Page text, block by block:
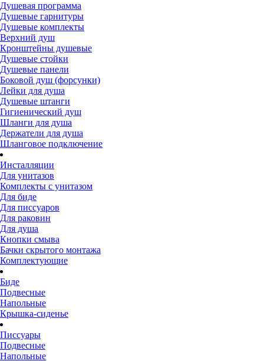
Душевая программа
Душевые гарнитуры
Душевые комплекты
Верхний душ
Кронштейны душевые
Душевые стойки
Душевые панели
Боковой душ (форсунки)
Лейки для душа
Душевые штанги
Гигиенический душ
Шланги для душа
Держатели для душа
Шланговое подключение
Инсталляции
Для унитазов
Комплекты с унитазом
Для биде
Для писсуаров
Для раковин
Для душа
Кнопки смыва
Бачки скрытого монтажа
Комплектующие
Биде
Подвесные
Напольные
Крышка-сиденье
Писсуары
Подвесные
Напольные